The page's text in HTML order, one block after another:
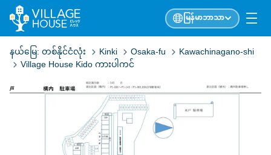
မြန်မာဘာသာ
နယ်မြေ:တစ်နိုင်ငံလုံး Kinki Osaka-fu Kawachinagano-shi
Village House Kido ကားပါကင်